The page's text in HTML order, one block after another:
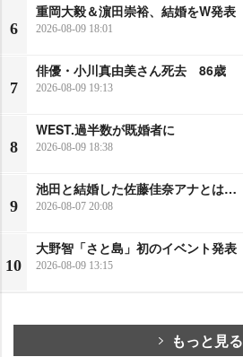
6
重岡大毅＆濵田崇裕、結婚をW発表
2026-08-09 18:01
7
俳優・小川真由美さん死去 86歳
2026-08-09 19:13
8
WEST.過半数が既婚者に
2026-08-09 18:38
9
池田と結婚した佐藤佳奈アナとは…
2026-08-07 20:08
10
大野智「さと島」初のイベント発表
2026-08-09 13:15
もっと見る